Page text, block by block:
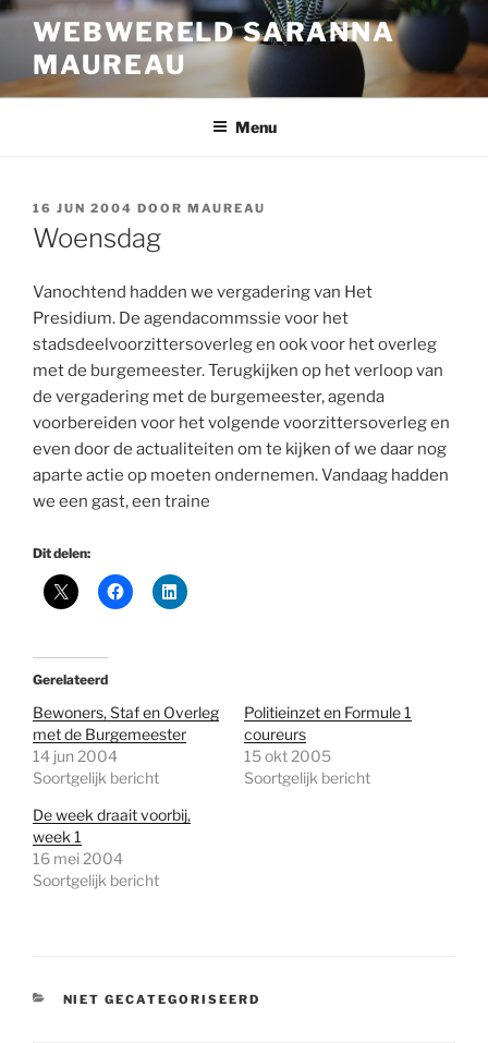
Ga
inhoud
WEBWERELD SARANNA
MAUREAU
Menu
GEPLAATST
OP
16 JUN 2004 DOOR MAUREAU
Woensdag
Vanochtend hadden we vergadering van Het
Presidium. De agendacommssie voor het
stadsdeelvoorzittersoverleg en ook voor het overleg
met de burgemeester. Terugkijken op het verloop van
de vergadering met de burgemeester, agenda
voorbereiden voor het volgende voorzittersoverleg en
even door de actualiteiten om te kijken of we daar nog
aparte actie op moeten ondernemen. Vandaag hadden
we een gast, een traine
Dit delen:
Gerelateerd
Bewoners, Staf en Overleg
met de Burgemeester
14 jun 2004
Soortgelijk bericht
Politieinzet en Formule 1
coureurs
15 okt 2005
Soortgelijk bericht
De week draait voorbij,
week 1
16 mei 2004
Soortgelijk bericht
CATEGORIEËN
NIET GECATEGORISEERD